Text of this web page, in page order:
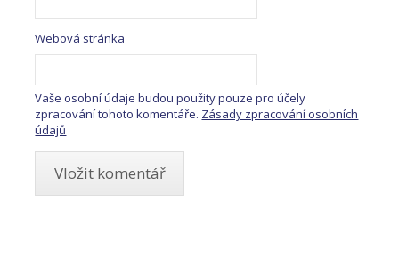
Webová stránka
Vaše osobní údaje budou použity pouze pro účely
zpracování tohoto komentáře. Zásady zpracování osobních
údajů